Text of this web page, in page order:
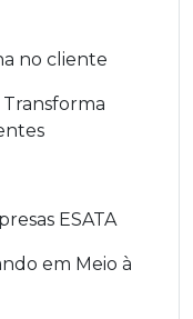
no cliente
ESATA
em Meio à